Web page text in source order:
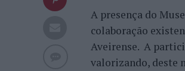
A presença do
colaboração
Aveirense. A
valorizando, deste